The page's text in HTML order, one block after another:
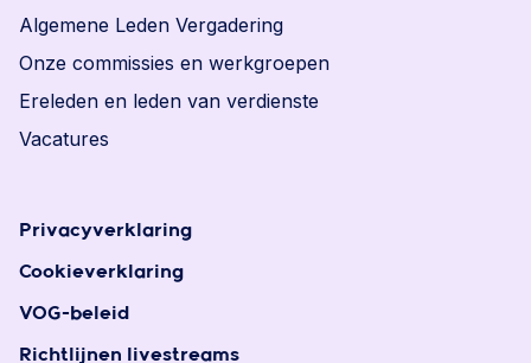
Algemene Leden Vergadering
Onze commissies en werkgroepen
Ereleden en leden van verdienste
Vacatures
Privacyverklaring
Cookieverklaring
VOG-beleid
Richtlijnen livestreams